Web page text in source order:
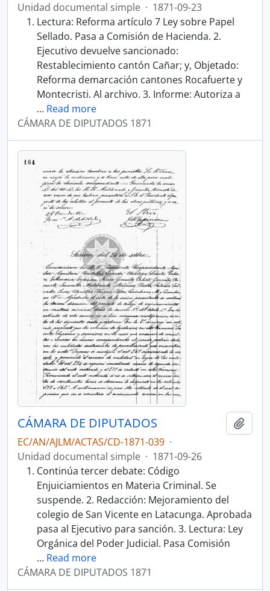
Unidad documental simple · 1871-09-23
Lectura: Reforma artículo 7 Ley sobre Papel
Sellado. Pasa a Comisión de Hacienda. 2.
Ejecutivo devuelve sancionado:
Restablecimiento cantón Cañar; y, Objetado:
Reforma demarcación cantones Rocafuerte y
Montecristi. Al archivo. 3. Informe: Autoriza a
… Read more
CÁMARA DE DIPUTADOS 1871
CÁMARA DE DIPUTADOS
EC/AN/AJLM/ACTAS/CD-1871-039 ·
Unidad documental simple · 1871-09-26
Continúa tercer debate: Código
Enjuiciamientos en Materia Criminal. Se
suspende. 2. Redacción: Mejoramiento del
colegio de San Vicente en Latacunga. Aprobada
pasa al Ejecutivo para sanción. 3. Lectura: Ley
Orgánica del Poder Judicial. Pasa Comisión
… Read more
CÁMARA DE DIPUTADOS 1871